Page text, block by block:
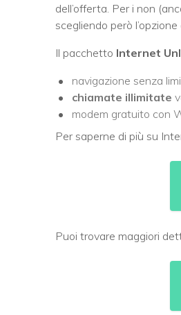
dell’offerta. Per i non
scegliendo però
Il pacchetto Internet
navigazione senza
chiamate illimitate
modem gratuito con
Per saperne di più su
Puoi trovare maggiori